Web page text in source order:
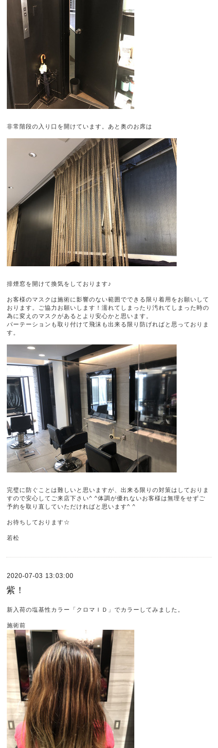
非常階段の入り口を開けています。あと奥のお席は
排煙窓を開けて換気をしております♪
お客様のマスクは施術に影響のない範囲でできる限り着用をお願いして
おります。ご協力お願いします！濡れてしまったり汚れてしまった時の
為に変えのマスクがあるとより安心かと思います。
パーテーションも取り付けて飛沫も出来る限り防げればと思っておりま
す。
完璧に防ぐことは難しいと思いますが、出来る限りの対策はしておりま
すので安心してご来店下さい^ ^体調が優れないお客様は無理をせずご
予約を取り直していただければと思います^ ^
お待ちしております☆
若松
2020-07-03 13:03:00
紫！
新入荷の塩基性カラー「クロマＩＤ」でカラーしてみました。
施術前